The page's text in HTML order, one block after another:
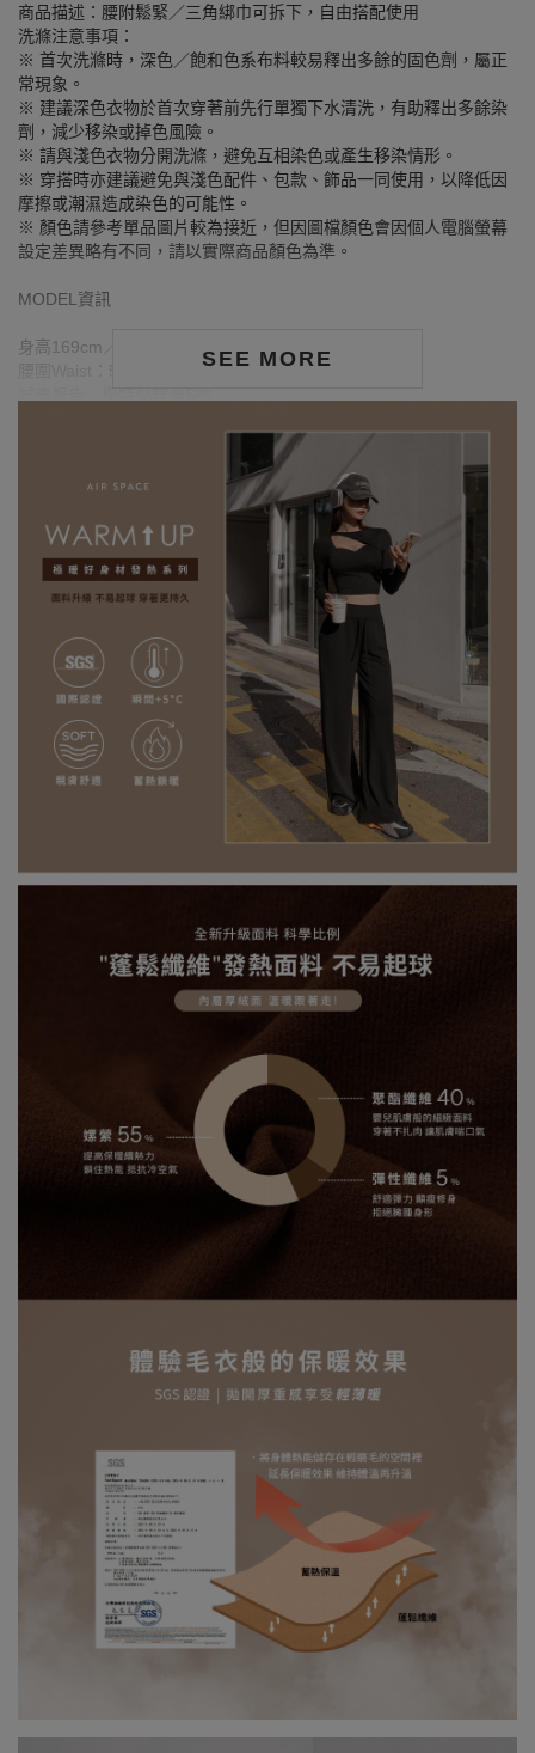
SEE MORE
商品描述：腰附鬆緊／三角綁巾可拆下，自由搭配使用
洗滌注意事項：
※ 首次洗滌時，深色／飽和色系布料較易釋出多餘的固色劑，屬正
常現象。
※ 建議深色衣物於首次穿著前先行單獨下水清洗，有助釋出多餘染
劑，減少移染或掉色風險。
※ 請與淺色衣物分開洗滌，避免互相染色或產生移染情形。
※ 穿搭時亦建議避免與淺色配件、包款、飾品一同使用，以降低因
摩擦或潮濕造成染色的可能性。
※ 顏色請參考單品圖片較為接近，但因圖檔顏色會因個人電腦螢幕
設定差異略有不同，請以實際商品顏色為準。
MODEL資訊
身高169cm／胸圍Bust：80cm
腰圍Waist：59cm／臀圍hips：90cm
腰圍Waist：58cm／臀圍hips：86cm
試穿報告：模特兒穿著S號